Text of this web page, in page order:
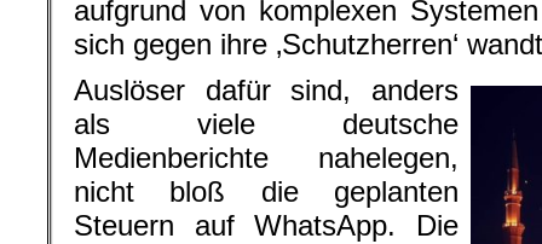
aufgrund von komplexen
sich gegen ihre ‚Schutzherren‘
Auslöser dafür sind, anders
als viele deutsche
Medienberichte nahelegen,
nicht bloß die geplanten
Steuern auf WhatsApp. Die